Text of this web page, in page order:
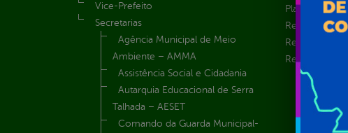
Vice-Prefeito
Secretarias
Agência Municipal de Meio
Ambiente – AMMA
Assistência Social e Cidadania
Autarquia Educacional de Serra
Talhada – AESET
Comando da Guarda Municipal-
Receitas
Recursos
Renúncias de